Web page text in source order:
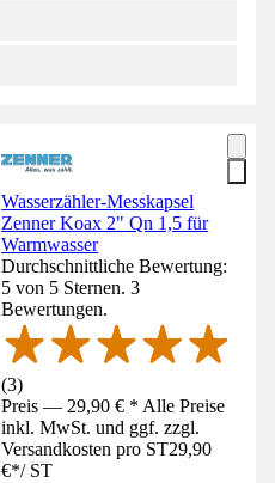
Wasserzähler-Messkapsel
Zenner Koax 2" Qn 1,5 für
Warmwasser
Durchschnittliche Bewertung:
5 von 5 Sternen. 3
Bewertungen.
(3)
Preis — 29,90 € * Alle Preise
inkl. MwSt. und ggf. zzgl.
Versandkosten pro ST29,90
€*/ ST